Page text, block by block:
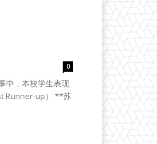
0
中，本校学生表现
Runner-up） **苏